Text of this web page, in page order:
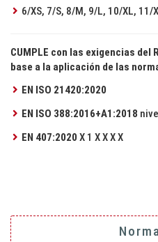
6/XS, 7/S, 8/M, 9/L, 10/XL, 11/
CUMPLE con las exigencias del
base a la aplicación de las
EN ISO 21420:2020
EN ISO 388:2016+A1:2018
EN 407:2020 X 1 X X X X